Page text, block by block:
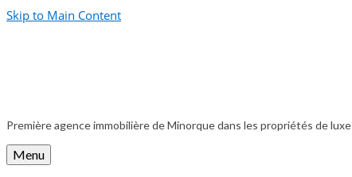
Skip to Main Content
Première agence immobilière de Minorque dans les propriétés de luxe
Menu